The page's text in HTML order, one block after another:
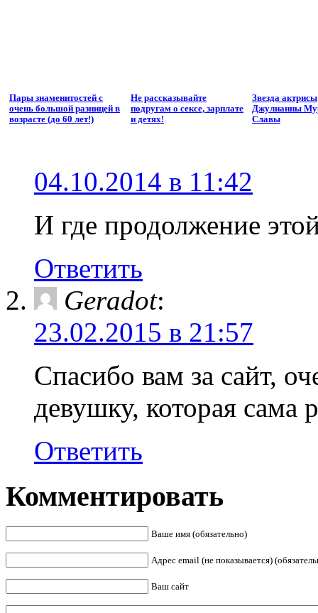
Пары знаменитостей с
очень большой разницей в
возрасте (до 60 лет!)
Не рассказывайте
подругам о сексе, зарплате
и детях!
Звезда актрисы
Джулианны
Славы
04.10.2014 в 11:42
И где продолжение
Ответить
Geradot:
23.02.2015 в 21:57
Спасибо вам за сайт,
девушку, которая сама
Ответить
Комментировать
Ваше имя (обязательно)
Адрес email (не показывается)
Ваш сайт